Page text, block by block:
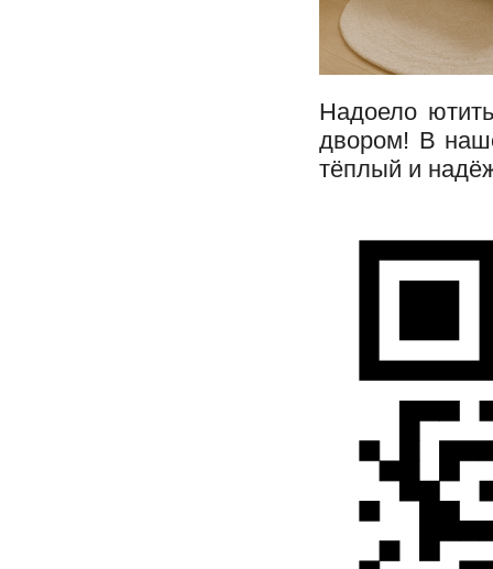
Надоело
двором! В
тёплый и